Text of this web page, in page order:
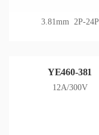
3.81mm 2P-24P
YE460-381
12A/300V